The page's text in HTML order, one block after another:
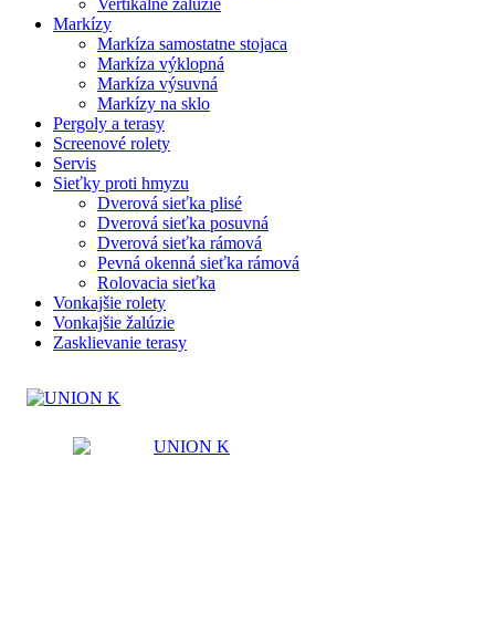
Vertikálne žalúzie
Markízy
Markíza samostatne stojaca
Markíza výklopná
Markíza výsuvná
Markízy na sklo
Pergoly a terasy
Screenové rolety
Servis
Sieťky proti hmyzu
Dverová sieťka plisé
Dverová sieťka posuvná
Dverová sieťka rámová
Pevná okenná sieťka rámová
Rolovacia sieťka
Vonkajšie rolety
Vonkajšie žalúzie
Zasklievanie terasy